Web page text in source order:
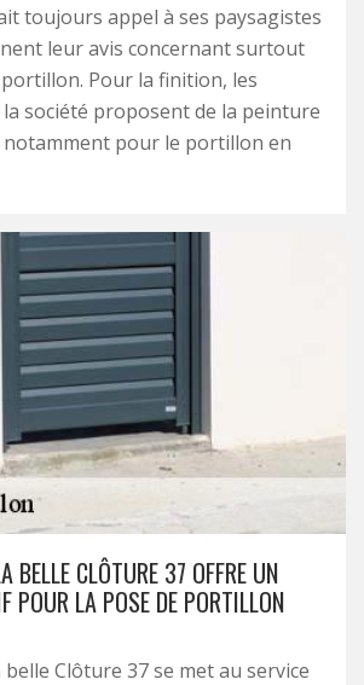
toujours appel à ses paysagistes
leur avis concernant surtout
Pour la finition, les
société proposent de la peinture
pour le portillon en
BELLE CLÔTURE 37 OFFRE UN
POUR LA POSE DE PORTILLON
belle Clôture 37 se met au service